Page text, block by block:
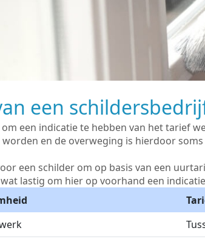
een
een indicatie te hebben van het tarief
worden en de overweging is hierdoor
een schilder om op basis van een
lastig om hier op voorhand een